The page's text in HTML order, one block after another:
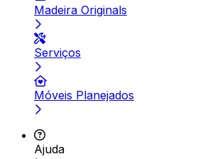
Madeira Originals
Serviços
Móveis Planejados
Ajuda